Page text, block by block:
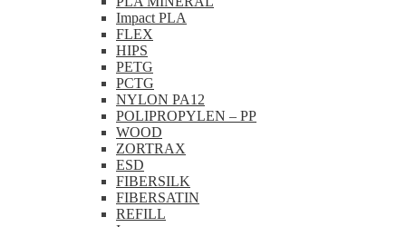
Impact PLA
FLEX
HIPS
PETG
PCTG
NYLON PA12
POLIPROPYLEN – PP
WOOD
ZORTRAX
ESD
FIBERSILK
FIBERSATIN
REFILL